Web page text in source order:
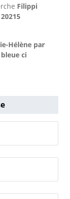
Filippi
Hélène par
ci